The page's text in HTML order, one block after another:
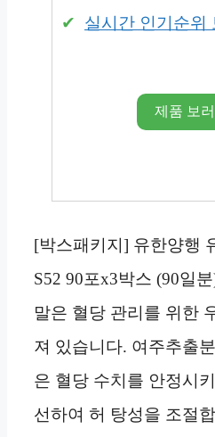
실시간 인기순위
제품 보러
[박스패키지] 유한양행
S52 90포x3박스 (90일
말은 혈당 관리를 위한
져 있습니다. 여주추출
은 혈당 수치를 안정시
선하여 허 탕성을 조절